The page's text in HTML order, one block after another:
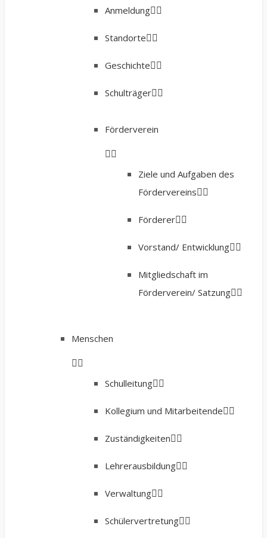
Anmeldung
Standorte
Geschichte
Schulträger
Förderverein
Ziele und Aufgaben des
Fördervereins
Förderer
Vorstand/ Entwicklung
Mitgliedschaft im
Förderverein/ Satzung
Menschen
Schulleitung
Kollegium und Mitarbeitende
Zuständigkeiten
Lehrerausbildung
Verwaltung
Schülervertretung